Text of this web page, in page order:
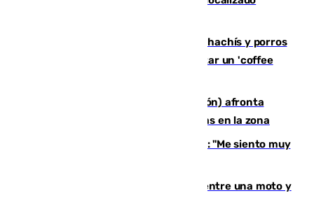
Cae una red que vendía marihuana, hachís y porros
en Marbella: cinco detenidos por regentar un 'coffee
El incendio forestal de Tírig (Castellón) afronta
horas claves ante el riesgo de tormentas en la zona
De la Fuente, homenajeado en Haro: "Me siento muy
Muere un hombre en un accidente entre una moto y